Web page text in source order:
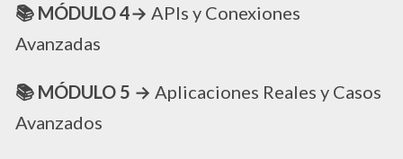
📚 MÓDULO 4→ APIs y Conexiones
Avanzadas
📚 MÓDULO 5 → Aplicaciones Reales y Casos
Avanzados